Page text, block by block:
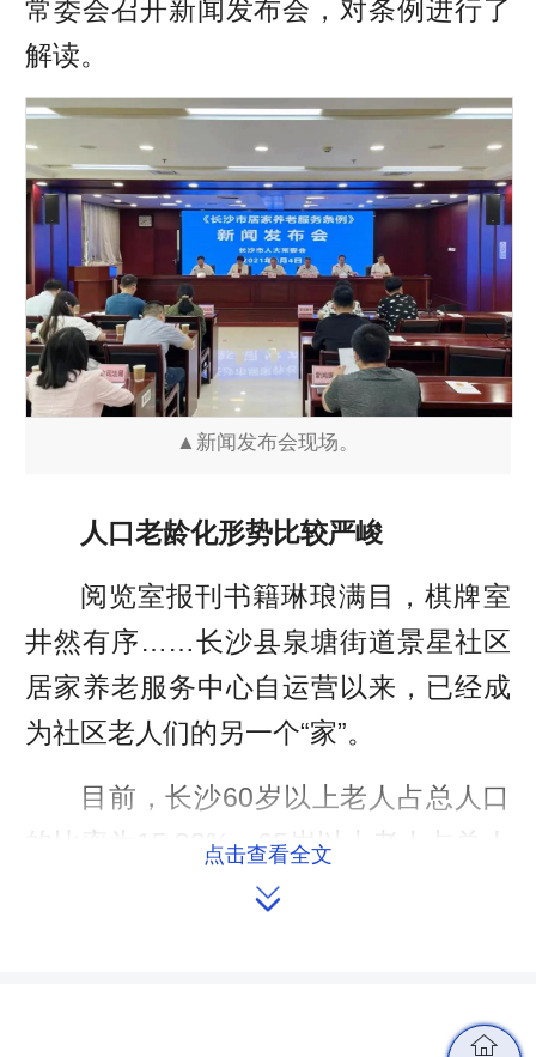
常委会召开新闻发布会，对条例进行了
解读。
▲新闻发布会现场。
人口老龄化形势比较严峻
阅览室报刊书籍琳琅满目，棋牌室
井然有序……长沙县泉塘街道景星社区
居家养老服务中心自运营以来，已经成
为社区老人们的另一个“家”。
目前，长沙60岁以上老人占总人口
的比率为15.33%，65岁以上老人占总人
口的比率为11.11%（数据摘自湖南省第
点击查看全文
